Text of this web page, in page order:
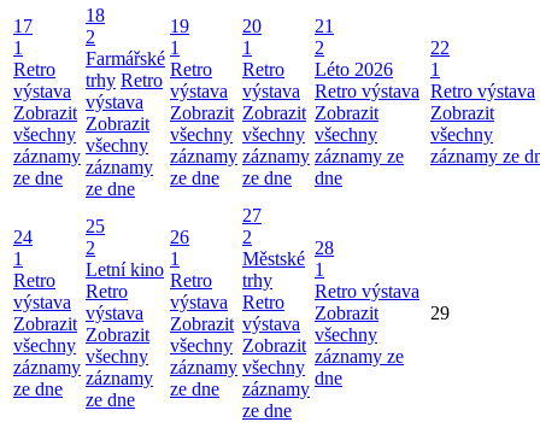
17
1
Retro
výstava
Zobrazit
všechny
záznamy
ze dne
18
2
Farmářské
trhy Retro
výstava
Zobrazit
všechny
záznamy
ze dne
19
1
Retro
výstava
Zobrazit
všechny
záznamy
ze dne
20
1
Retro
výstava
Zobrazit
všechny
záznamy
ze dne
21
2
Léto 2026
Retro výstava
Zobrazit
všechny
záznamy ze
dne
22
1
Retro výstava
Zobrazit
všechny
záznamy ze
24
1
Retro
výstava
Zobrazit
všechny
záznamy
ze dne
25
2
Letní kino
Retro
výstava
Zobrazit
všechny
záznamy
ze dne
26
1
Retro
výstava
Zobrazit
všechny
záznamy
ze dne
27
2
Městské
trhy
Retro
výstava
Zobrazit
všechny
záznamy
ze dne
28
1
Retro výstava
Zobrazit
všechny
záznamy ze
dne
29